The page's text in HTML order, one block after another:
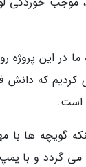
در این پروژه
کردیم که
است.
گویچه ها با
می گردد و با